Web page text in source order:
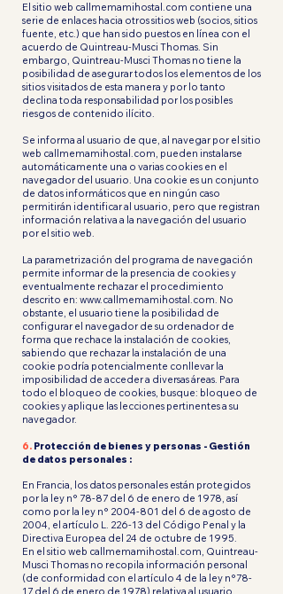
El sitio web callmemamihostal.com contiene una
serie de enlaces hacia otros sitios web (socios, sitios
fuente, etc.) que han sido puestos en línea con el
acuerdo de Quintreau-Musci Thomas. Sin
embargo, Quintreau-Musci Thomas no tiene la
posibilidad de asegurar todos los elementos de los
sitios visitados de esta manera y por lo tanto
declina toda responsabilidad por los posibles
riesgos de contenido ilícito.
Se informa al usuario de que, al navegar por el sitio
web callmemamihostal.com, pueden instalarse
automáticamente una o varias cookies en el
navegador del usuario. Una cookie es un conjunto
de datos informáticos que en ningún caso
permitirán identificar al usuario, pero que registran
información relativa a la navegación del usuario
por el sitio web.
La parametrización del programa de navegación
permite informar de la presencia de cookies y
eventualmente rechazar el procedimiento
descrito en: www.callmemamihostal.com. No
obstante, el usuario tiene la posibilidad de
configurar el navegador de su ordenador de
forma que rechace la instalación de cookies,
sabiendo que rechazar la instalación de una
cookie podría potencialmente conllevar la
imposibilidad de acceder a diversas áreas. Para
todo el bloqueo de cookies, busque: bloqueo de
cookies y aplique las lecciones pertinentes a su
navegador.
6. Protección de bienes y personas - Gestión
de datos personales :
En Francia, los datos personales están protegidos
por la ley n° 78-87 del 6 de enero de 1978, así
como por la ley n° 2004-801 del 6 de agosto de
2004, el artículo L. 226-13 del Código Penal y la
Directiva Europea del 24 de octubre de 1995.
En el sitio web callmemamihostal.com, Quintreau-
Musci Thomas no recopila información personal
(de conformidad con el artículo 4 de la ley n°78-
17 del 6 de enero de 1978) relativa al usuario,